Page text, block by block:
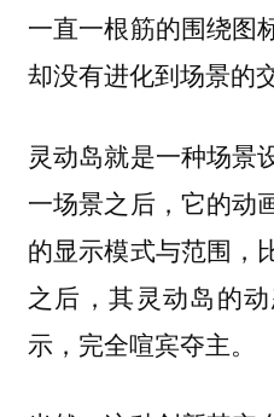
一直一根筋的围绕图
却没有进化到场景的
灵动岛就是一种场景
一场景之后，它的动
的显示模式与范围，
之后，其灵动岛的
示，完全喧宾夺主。